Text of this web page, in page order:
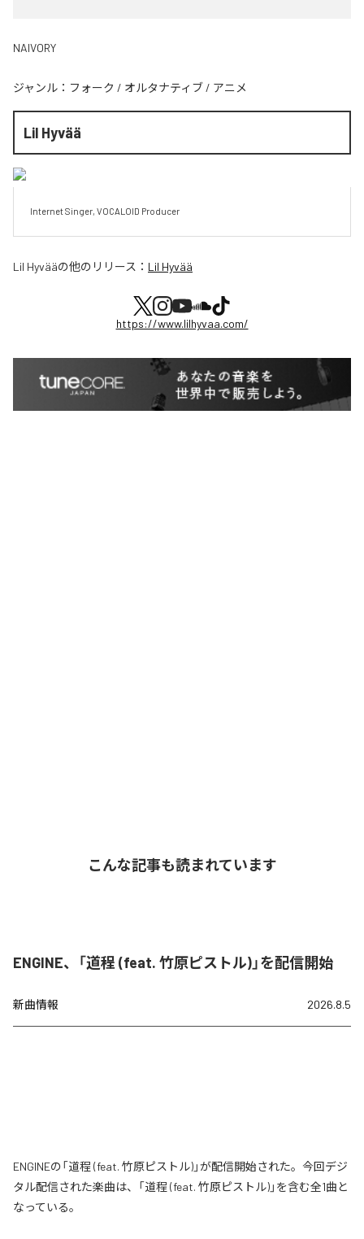
NAIVORY
ジャンル： フォーク / オルタナティブ / アニメ
Lil Hyvää
Internet Singer, VOCALOID Producer
Lil Hyvääの他のリリース： Lil Hyvää
https://www.lilhyvaa.com/
こんな記事も読まれています
ENGINE、「道程 (feat. 竹原ピストル)」を配信開始
新曲情報 2026.8.5
ENGINEの「道程 (feat. 竹原ピストル)」が配信開始された。今回デジ
タル配信された楽曲は、「道程 (feat. 竹原ピストル)」を含む全1曲と
なっている。